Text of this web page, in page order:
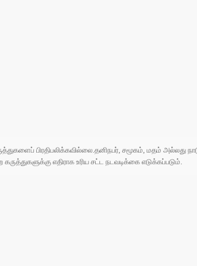
பிரதிபலிக்கவில்லை.தனிநபர், சமூகம், மதம் அல்லது
எதிராக உரிய சட்ட நடவடிக்கை எடுக்கப்படும்.